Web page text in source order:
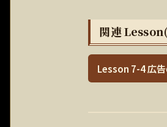
関連
Lesson 7-4 広